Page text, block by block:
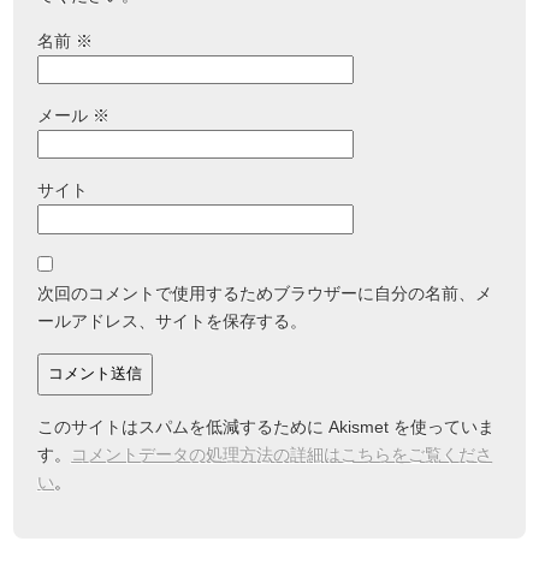
名前 ※
メール ※
サイト
次回のコメントで使用するためブラウザーに自分の名前、メ
ールアドレス、サイトを保存する。
このサイトはスパムを低減するために Akismet を使っていま
す。
コメントデータの処理方法の詳細はこちらをご覧くださ
い。